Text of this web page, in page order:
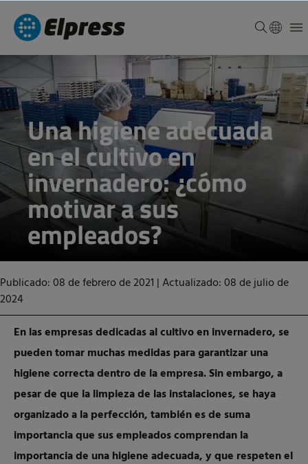
Una higiene adecuada
en el cultivo en
invernadero: ¿cómo
motivar a sus
empleados?
Publicado: 08 de febrero de 2021 |Actualizado: 08 de julio de
2024
En las empresas dedicadas al cultivo en invernadero, se
pueden tomar muchas medidas para garantizar una
higiene correcta dentro de la empresa. Sin embargo, a
pesar de que la limpieza de las instalaciones, se haya
organizado a la perfección, también es de suma
importancia que sus empleados comprendan la
importancia de una higiene adecuada, y que respeten el